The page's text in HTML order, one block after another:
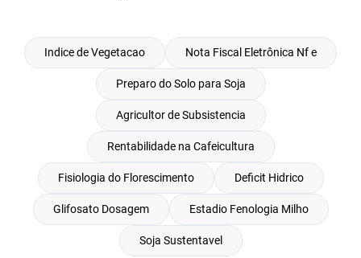
Indice de Vegetacao Nota Fiscal Eletrônica Nf e
Preparo do Solo para Soja
Agricultor de Subsistencia
Rentabilidade na Cafeicultura
Fisiologia do Florescimento Deficit Hidrico
Glifosato Dosagem Estadio Fenologia Milho
Soja Sustentavel